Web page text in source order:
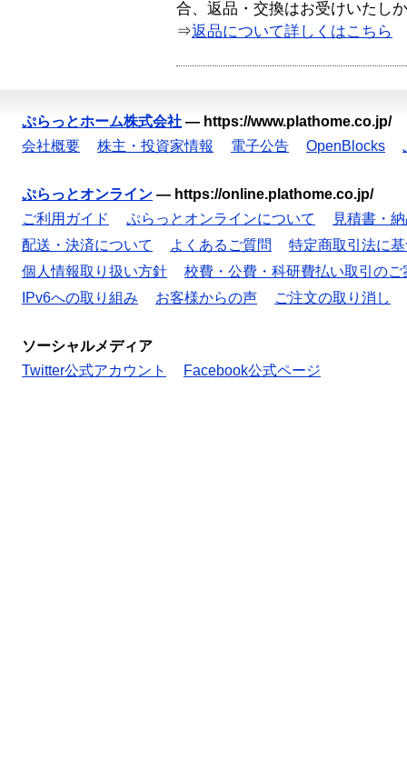
合、返品・交換はお受けいたし
⇒返品について詳しくはこちら
ぷらっとホーム株式会社 — https://www.plathome.co.jp/
会社概要
株主・投資家情報 電子公告 OpenBlocks
ぷらっとオンライン — https://online.plathome.co.jp/
ご利用ガイド
ぷらっとオンラインについて
見積書・
配送・決済について
よくあるご質問
特定商取引法に
個人情報取り扱い方針
校費・公費・科研費払い取引のご
IPv6への取り組み
お客様からの声 ご注文の取り消し
ソーシャルメディア
Twitter公式アカウント
Facebook公式ページ